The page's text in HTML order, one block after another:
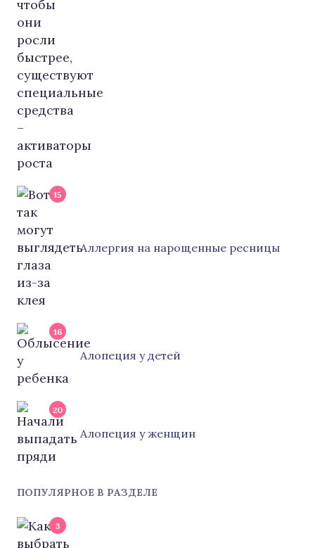
15
Аллергия на нарощенные ресницы
16
Алопеция у детей
20
Алопеция у женщин
ПОПУЛЯРНОЕ В РАЗДЕЛЕ
3